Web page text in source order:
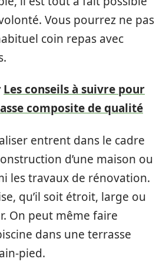
Vous pourrez ne pas
coin repas avec
Les conseils à suivre pour
composite de qualité
entrent dans le cadre
d’une maison ou
les travaux de rénovation.
qu’il soit étroit, large ou
On peut même faire
dans une terrasse
pied.